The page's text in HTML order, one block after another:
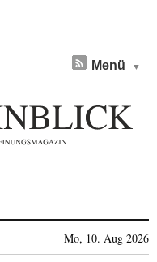
Menü
Mo, 10. Aug 2026